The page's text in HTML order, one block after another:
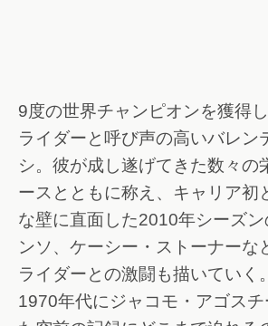
9度の世界チャンピオンを獲得
ライダーと呼び声の高いバレン
シ。彼が成し遂げてきた数々の
ースとともに称え、キャリア初
な壁に直面した2010年シーズ
ンソ、ケーシー・ストーナーな
ライダーとの激闘も描いていく
1970年代にジャコモ・アゴス